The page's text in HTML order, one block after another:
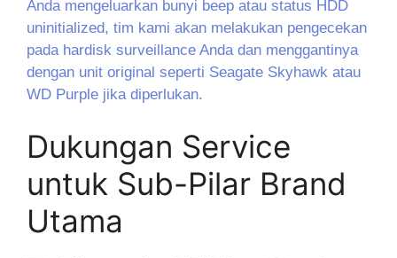
Anda mengeluarkan bunyi beep atau status HDD
uninitialized, tim kami akan melakukan pengecekan
pada hardisk surveillance Anda dan menggantinya
dengan unit original seperti Seagate Skyhawk atau
WD Purple jika diperlukan.
Dukungan Service
untuk Sub-Pilar Brand
Utama